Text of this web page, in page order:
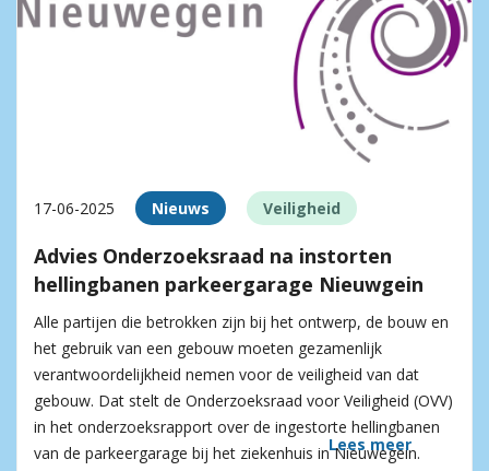
17-06-2025 Nieuws Veiligheid
Advies Onderzoeksraad na instorten
hellingbanen parkeergarage Nieuwgein
Alle partijen die betrokken zijn bij het ontwerp, de bouw en
het gebruik van een gebouw moeten gezamenlijk
verantwoordelijkheid nemen voor de veiligheid van dat
gebouw. Dat stelt de Onderzoeksraad voor Veiligheid (OVV)
in het onderzoeksrapport over de ingestorte hellingbanen
van de parkeergarage bij het ziekenhuis in Nieuwegein.
Lees meer